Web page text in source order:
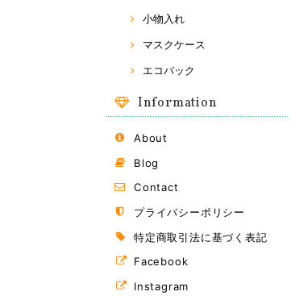
小物入れ
マスクケース
エコバック
Information
About
Blog
Contact
プライバシーポリシー
特定商取引法に基づく表記
Facebook
Instagram